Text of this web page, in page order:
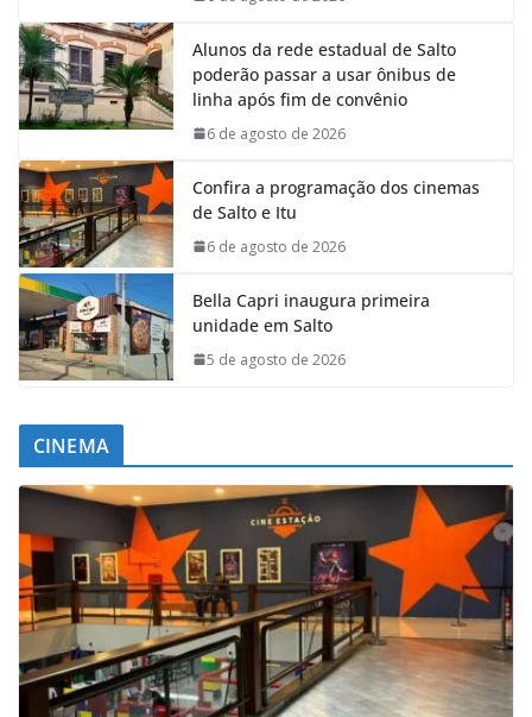
Alunos da rede estadual de Salto
poderão passar a usar ônibus de
linha após fim de convênio
6 de agosto de 2026
Confira a programação dos cinemas
de Salto e Itu
6 de agosto de 2026
Bella Capri inaugura primeira
unidade em Salto
5 de agosto de 2026
CINEMA